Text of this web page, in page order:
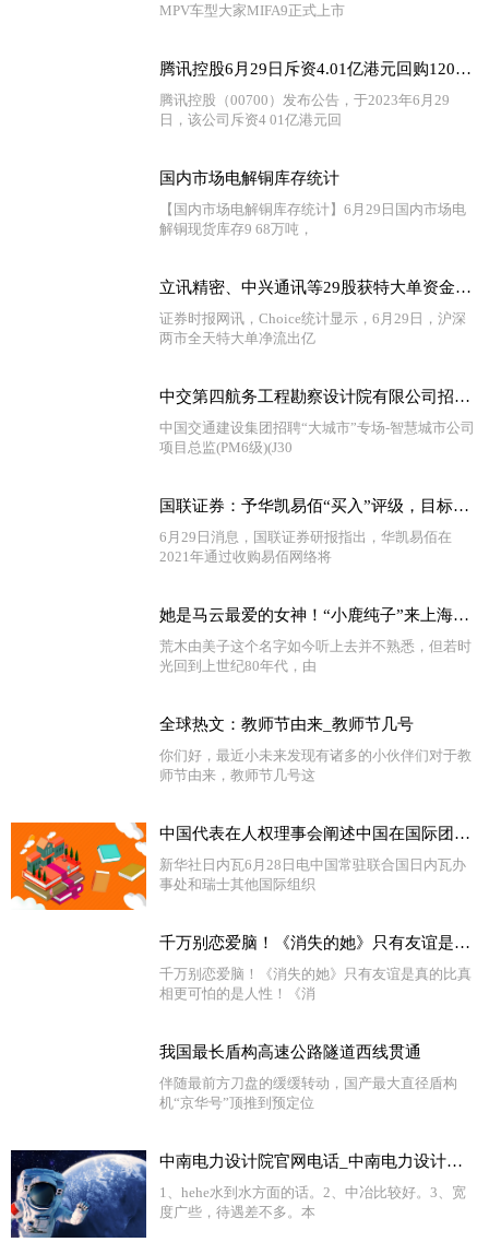
MPV车型大家MIFA9正式上市
腾讯控股6月29日斥资4.01亿港元回购120万股 天天最新
腾讯控股（00700）发布公告，于2023年6月29
日，该公司斥资4 01亿港元回
国内市场电解铜库存统计
【国内市场电解铜库存统计】6月29日国内市场电
解铜现货库存9 68万吨，
立讯精密、中兴通讯等29股获特大单资金净流入超亿元 当前速讯
证券时报网讯，Choice统计显示，6月29日，沪深
两市全天特大单净流出亿
中交第四航务工程勘察设计院有限公司招聘项目总监
中国交通建设集团招聘“大城市”专场-智慧城市公司
项目总监(PM6级)(J30
国联证券：予华凯易佰“买入”评级，目标价32.24元
6月29日消息，国联证券研报指出，华凯易佰在
2021年通过收购易佰网络将
她是马云最爱的女神！“小鹿纯子”来上海啦！我的童年DNA动了！ 世界观察
荒木由美子这个名字如今听上去并不熟悉，但若时
光回到上世纪80年代，由
全球热文：教师节由来_教师节几号
你们好，最近小未来发现有诸多的小伙伴们对于教
师节由来，教师节几号这
中国代表在人权理事会阐述中国在国际团结问题上立场|环球今日报
新华社日内瓦6月28日电中国常驻联合国日内瓦办
事处和瑞士其他国际组织
千万别恋爱脑！《消失的她》只有友谊是真的 比真相更可怕的是人性！
千万别恋爱脑！《消失的她》只有友谊是真的比真
相更可怕的是人性！《消
我国最长盾构高速公路隧道西线贯通
伴随最前方刀盘的缓缓转动，国产最大直径盾构
机“京华号”顶推到预定位
中南电力设计院官网电话_中南电力设计院官网 环球热议
1、hehe水到水方面的话。2、中冶比较好。3、宽
度广些，待遇差不多。本